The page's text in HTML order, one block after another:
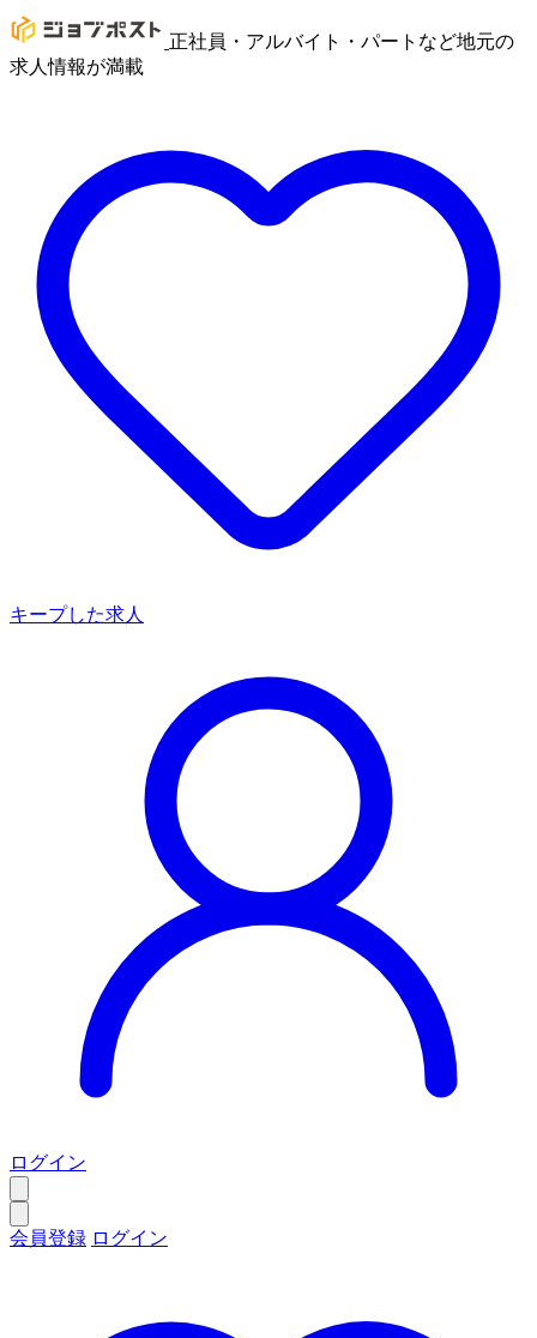
正社員・アルバイト・パートなど地元の
求人情報が満載
キープした求人
ログイン
会員登録 ログイン